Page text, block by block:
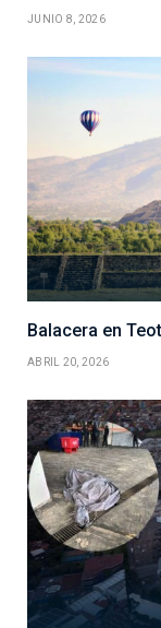
JUNIO 8, 2026
Balacera en
ABRIL 20, 2026